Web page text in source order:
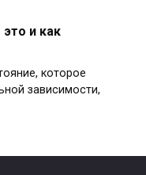
и как
которое
зависимости,